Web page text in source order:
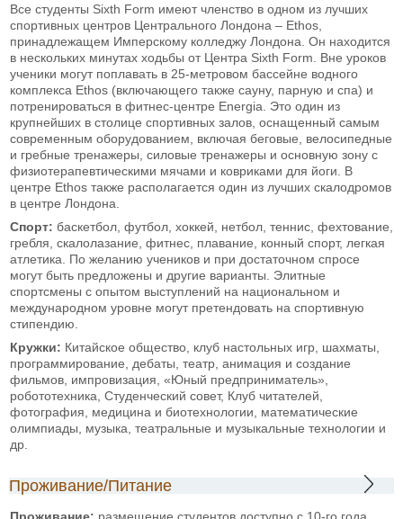
Все студенты Sixth Form имеют членство в одном из лучших
спортивных центров Центрального Лондона – Ethos,
принадлежащем Имперскому колледжу Лондона. Он находится
в нескольких минутах ходьбы от Центра Sixth Form. Вне уроков
ученики могут поплавать в 25-метровом бассейне водного
комплекса Ethos (включающего также сауну, парную и спа) и
потренироваться в фитнес-центре Energia. Это один из
крупнейших в столице спортивных залов, оснащенный самым
современным оборудованием, включая беговые, велосипедные
и гребные тренажеры, силовые тренажеры и основную зону с
физиотерапевтическими мячами и ковриками для йоги. В
центре Ethos также располагается один из лучших скалодромов
в центре Лондона.
Спорт: баскетбол, футбол, хоккей, нетбол, теннис, фехтование,
гребля, скалолазание, фитнес, плавание, конный спорт, легкая
атлетика. По желанию учеников и при достаточном спросе
могут быть предложены и другие варианты. Элитные
спортсмены с опытом выступлений на национальном и
международном уровне могут претендовать на спортивную
стипендию.
Кружки: Китайское общество, клуб настольных игр, шахматы,
программирование, дебаты, театр, анимация и создание
фильмов, импровизация, «Юный предприниматель»,
робототехника, Студенческий совет, Клуб читателей,
фотография, медицина и биотехнологии, математические
олимпиады, музыка, театральные и музыкальные технологии и
др.
Проживание/Питание
Проживание: размещение студентов доступно с 10-го года